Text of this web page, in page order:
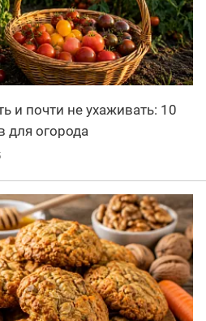
и почти не ухаживать: 10
для огорода